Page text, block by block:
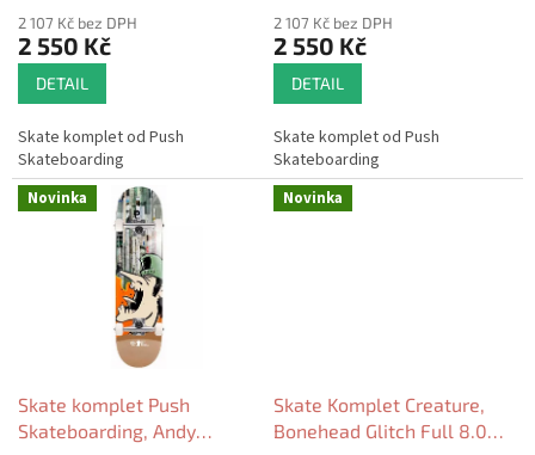
2 107 Kč bez DPH
2 550 Kč
DETAIL
Skate komplet od Push
Skateboarding
2 107 Kč bez DPH
2 550 Kč
DETAIL
Skate komplet od Push
Skateboarding
Novinka
Skate komplet Push
Skateboarding, Andy
Novinka
Skate Komplet Creature,
Bonehead Glitch Full 8.0